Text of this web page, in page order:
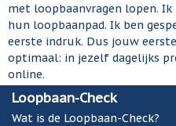
met loopbaanvragen lopen. Ik
hun loopbaanpad. Ik ben
eerste indruk. Dus jouw
optimaal: in jezelf dagelijks
online.
Loopbaan-Check
Wat is de Loopbaan-Check?